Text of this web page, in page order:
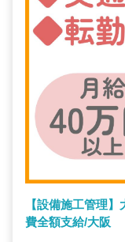
【設備施工管理
費全額支給/大阪